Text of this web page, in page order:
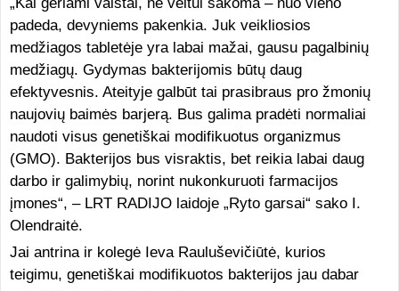
padeda, devyniems pakenkia. Juk veikliosios
medžiagos tabletėje yra labai mažai, gausu pagalbinių
medžiagų. Gydymas bakterijomis būtų daug
efektyvesnis. Ateityje galbūt tai prasibraus pro žmonių
naujovių baimės barjerą. Bus galima pradėti normaliai
naudoti visus genetiškai modifikuotus organizmus
(GMO). Bakterijos bus visraktis, bet reikia labai daug
darbo ir galimybių, norint nukonkuruoti farmacijos
įmones“, – LRT RADIJO laidoje „Ryto garsai“ sako I.
Olendraitė.
Jai antrina ir kolegė Ieva Rauluševičiūtė, kurios
teigimu, genetiškai modifikuotos bakterijos jau dabar